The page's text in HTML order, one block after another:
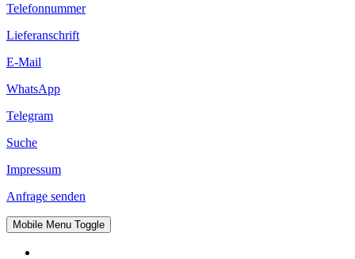
Telefonnummer
Lieferanschrift
E-Mail
WhatsApp
Telegram
Suche
Impressum
Anfrage senden
Mobile Menu Toggle